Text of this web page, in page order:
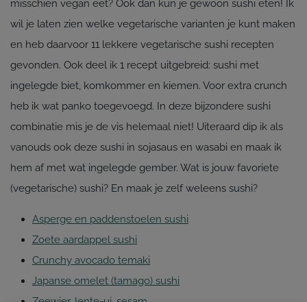
misschien vegan eet? Ook dan kun je gewoon sushi eten! Ik
wil je laten zien welke vegetarische varianten je kunt maken
en heb daarvoor 11 lekkere vegetarische sushi recepten
gevonden. Ook deel ik 1 recept uitgebreid: sushi met
ingelegde biet, komkommer en kiemen. Voor extra crunch
heb ik wat panko toegevoegd. In deze bijzondere sushi
combinatie mis je de vis helemaal niet! Uiteraard dip ik als
vanouds ook deze sushi in sojasaus en wasabi en maak ik
hem af met wat ingelegde gember. Wat is jouw favoriete
(vegetarische) sushi? En maak je zelf weleens sushi?
Asperge en paddenstoelen sushi
Zoete aardappel sushi
Crunchy avocado temaki
Japanse omelet (tamago) sushi